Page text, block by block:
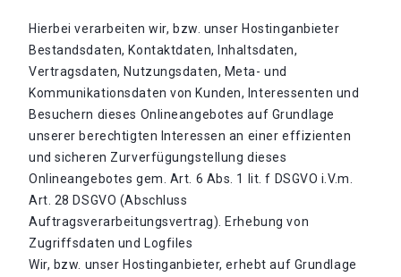
Hierbei verarbeiten wir, bzw. unser Hostinganbieter
Bestandsdaten, Kontaktdaten, Inhaltsdaten,
Vertragsdaten, Nutzungsdaten, Meta- und
Kommunikationsdaten von Kunden, Interessenten und
Besuchern dieses Onlineangebotes auf Grundlage
unserer berechtigten Interessen an einer effizienten
und sicheren Zurverfügungstellung dieses
Onlineangebotes gem. Art. 6 Abs. 1 lit. f DSGVO i.V.m.
Art. 28 DSGVO (Abschluss
Auftragsverarbeitungsvertrag). Erhebung von
Zugriffsdaten und Logfiles
Wir, bzw. unser Hostinganbieter, erhebt auf Grundlage